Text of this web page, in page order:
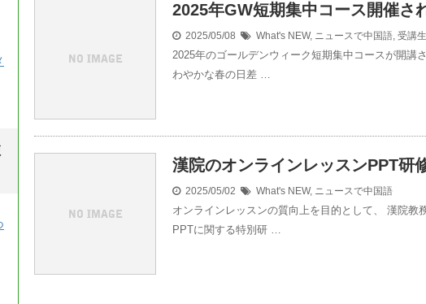
2025年GW短期集中コース開催さ
2025/05/08 What's NEW, ニュースで中国語, 受講
2025年のゴールデンウィーク短期集中コースが開講
わやかな春の日差 …
漢院のオンラインレッスンPPT研
2025/05/02 What's NEW, ニュースで中国語
オンラインレッスンの質向上を目的として、 漢院教
PPTに関する特別研 …